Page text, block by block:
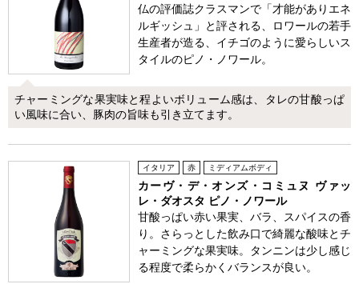
仏の評価誌クラスマンで「才能がありエネ
ルギッシュ」と評される、ロワールの若手
生産者が造る、イチゴのように愛らしいス
タイルのピノ・ノワール。
チャーミングな果実味と程よいボリューム感は、タレの甘酸っぱ
い風味に合い、豚肉の旨味も引き立てます。
イタリア 赤 ミディアムボディ
カーヴ・デ・オンズ・コミュヌ ヴァッ
レ・ダオスタ ピノ・ノワール
甘酸っぱい赤い果実、バラ、スパイスの香
り。さらっとした飲み口で綺麗な酸味とチ
ャーミングな果実味。タンニンは少し感じ
る程度で柔らかくバランスが良い。